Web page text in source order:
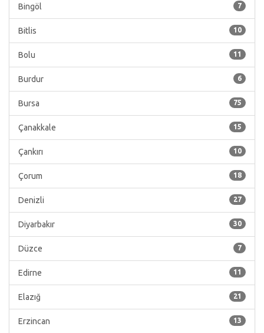
7
Bingöl
10
Bitlis
11
Bolu
6
Burdur
75
Bursa
15
Çanakkale
10
Çankırı
18
Çorum
27
Denizli
30
Diyarbakır
7
Düzce
11
Edirne
21
Elazığ
13
Erzincan